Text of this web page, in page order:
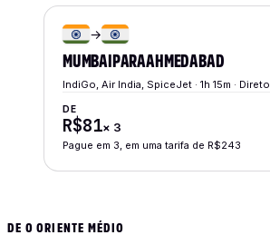
→
MUMBAI PARAAHMEDABAD
IndiGo, Air India, SpiceJet · 1h 15m · Direto
DE
R$81× 3
Pague em 3, em uma tarifa de R$243
DE O ORIENTE MÉDIO